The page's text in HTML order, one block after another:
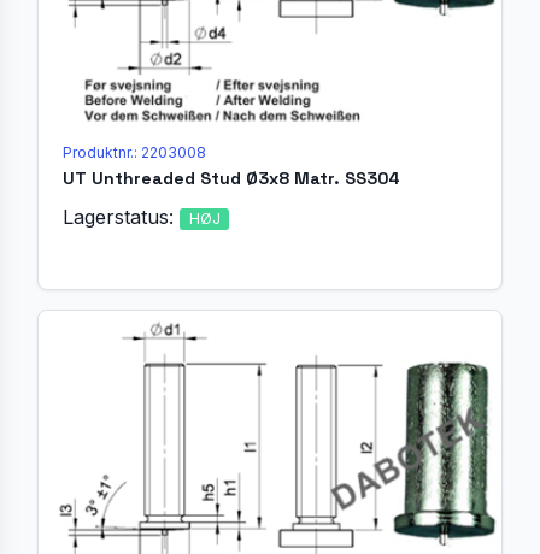
Produktnr.: 2203008
UT Unthreaded Stud Ø3x8 Matr. SS304
Lagerstatus: HØJ